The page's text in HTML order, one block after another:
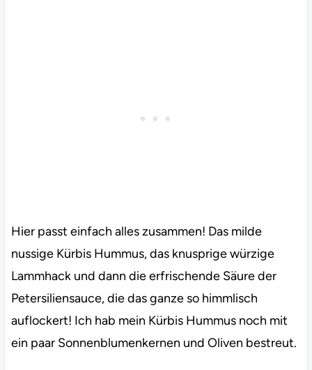
Hier passt einfach alles zusammen! Das milde
nussige Kürbis Hummus, das knusprige würzige
Lammhack und dann die erfrischende Säure der
Petersiliensauce, die das ganze so himmlisch
auflockert! Ich hab mein Kürbis Hummus noch mit
ein paar Sonnenblumenkernen und Oliven bestreut.